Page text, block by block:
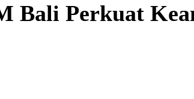
Bali Perkuat